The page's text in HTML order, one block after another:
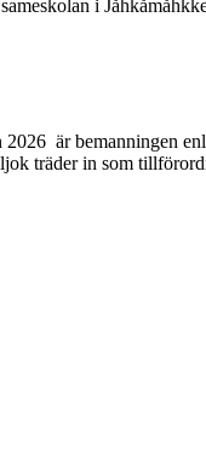
i
2026 är
träder in som